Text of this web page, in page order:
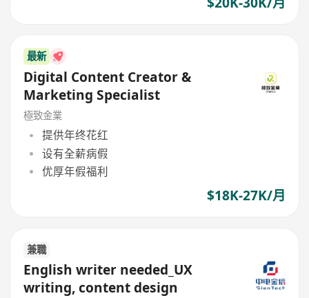
最新
Digital Content Creator &
Marketing Specialist
極致金業
提供年终花红
设有全薪病假
优厚年假福利
$18K-27K/月
兼職
English writer needed_UX
writing, content design